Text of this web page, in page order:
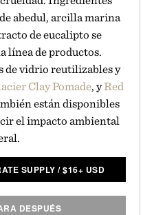
abedul, arcilla marina
de eucalipto se
línea de productos.
de vidrio reutilizables y
Clay Pomade, yRed
están disponibles
el impacto ambiental
SUPPLY /$16+ USD
DESPUÉS